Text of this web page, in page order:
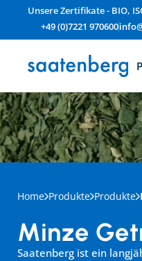
Unsere Zertifikate - BIO,
+49 (0)7221 970600
Home Produkte Produkte
Saatenberg ist ein
Minze